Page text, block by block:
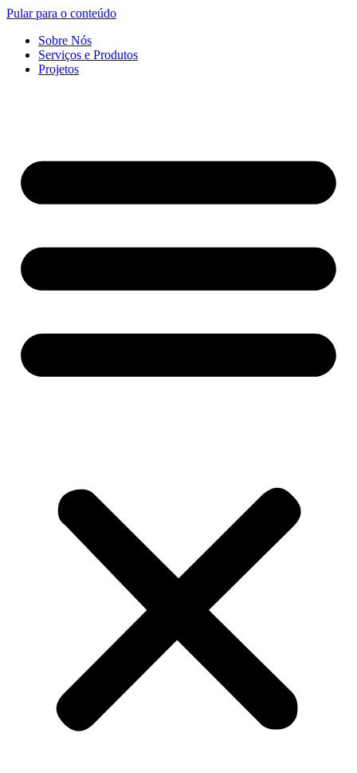
Pular para o conteúdo
Sobre Nós
Serviços e Produtos
Projetos